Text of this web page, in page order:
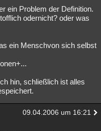
ein Problem der Definition.
odernicht? oder was
ein Menschvon sich selbst
hin, schließlich ist alles
09.04.2006 um 16:21